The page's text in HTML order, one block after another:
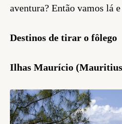
aventura? Então vamos lá
Destinos de tirar o fôlego
Ilhas Maurício